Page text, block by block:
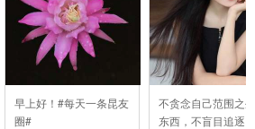
早上好！#每天一条昆友
圈#
不贪念自己范围之
东西，不盲目追逐